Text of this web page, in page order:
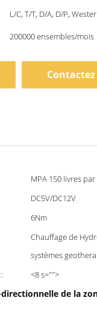
L/C, T/T, D/A, D/P,
200000 ensembles/mois
Contactez
MPA 150 livres
DC5V/DC12V
6Nm
Chauffage de
systèmes
<8 s="">
de la